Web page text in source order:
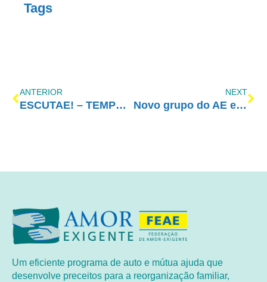
Tags
ANTERIOR
ESCUTAE! – TEMPORADA 2 – EPISÓDIO 05
NEXT
Novo grupo do AE em Ibaiti/PR
Um eficiente programa de auto e mútua ajuda que
desenvolve preceitos para a reorganização familiar,